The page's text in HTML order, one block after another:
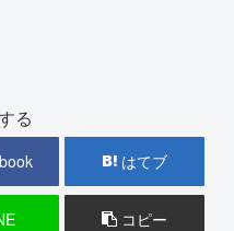
る
はてブ
コピー